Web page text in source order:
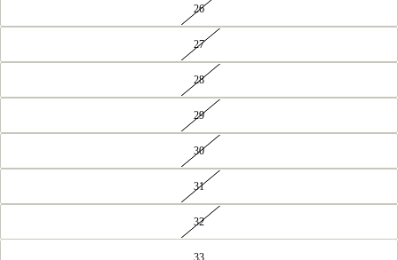
26
27
28
29
30
31
32
33